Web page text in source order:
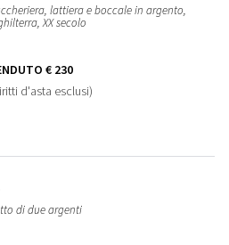
lattiera e boccale in argento,
XX secolo
€ 230
d'asta esclusi)
di due argenti